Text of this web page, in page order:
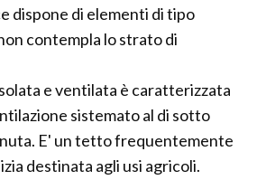
dispone di elementi di tipo
contempla lo strato di
e ventilata è caratterizzata
sistemato al di sotto
E' un tetto frequentemente
destinata agli usi agricoli.